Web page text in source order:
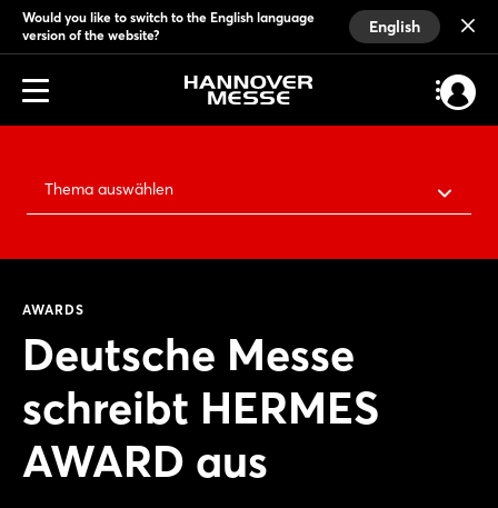
Would you like to switch to the English language
version of the website?
English
Thema auswählen
AWARDS
Deutsche Messe
schreibt HERMES
AWARD aus